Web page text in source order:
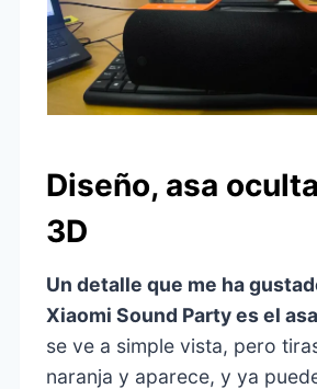
Diseño, asa
3D
Un detalle que me ha
Xiaomi Sound Partyes el
se ve a simple vista, pero
naranja y aparece, y ya